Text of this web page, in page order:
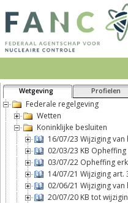
Wetgeving Profielen
Federale regelgeving
Wetten
Koninklijke besluiten
16/07/23 Wijziging
02/03/23 KB
03/07/22 Opheffing
14/07/21 Wijziging art.
02/06/21 Wijziging
20/07/20 KB tot